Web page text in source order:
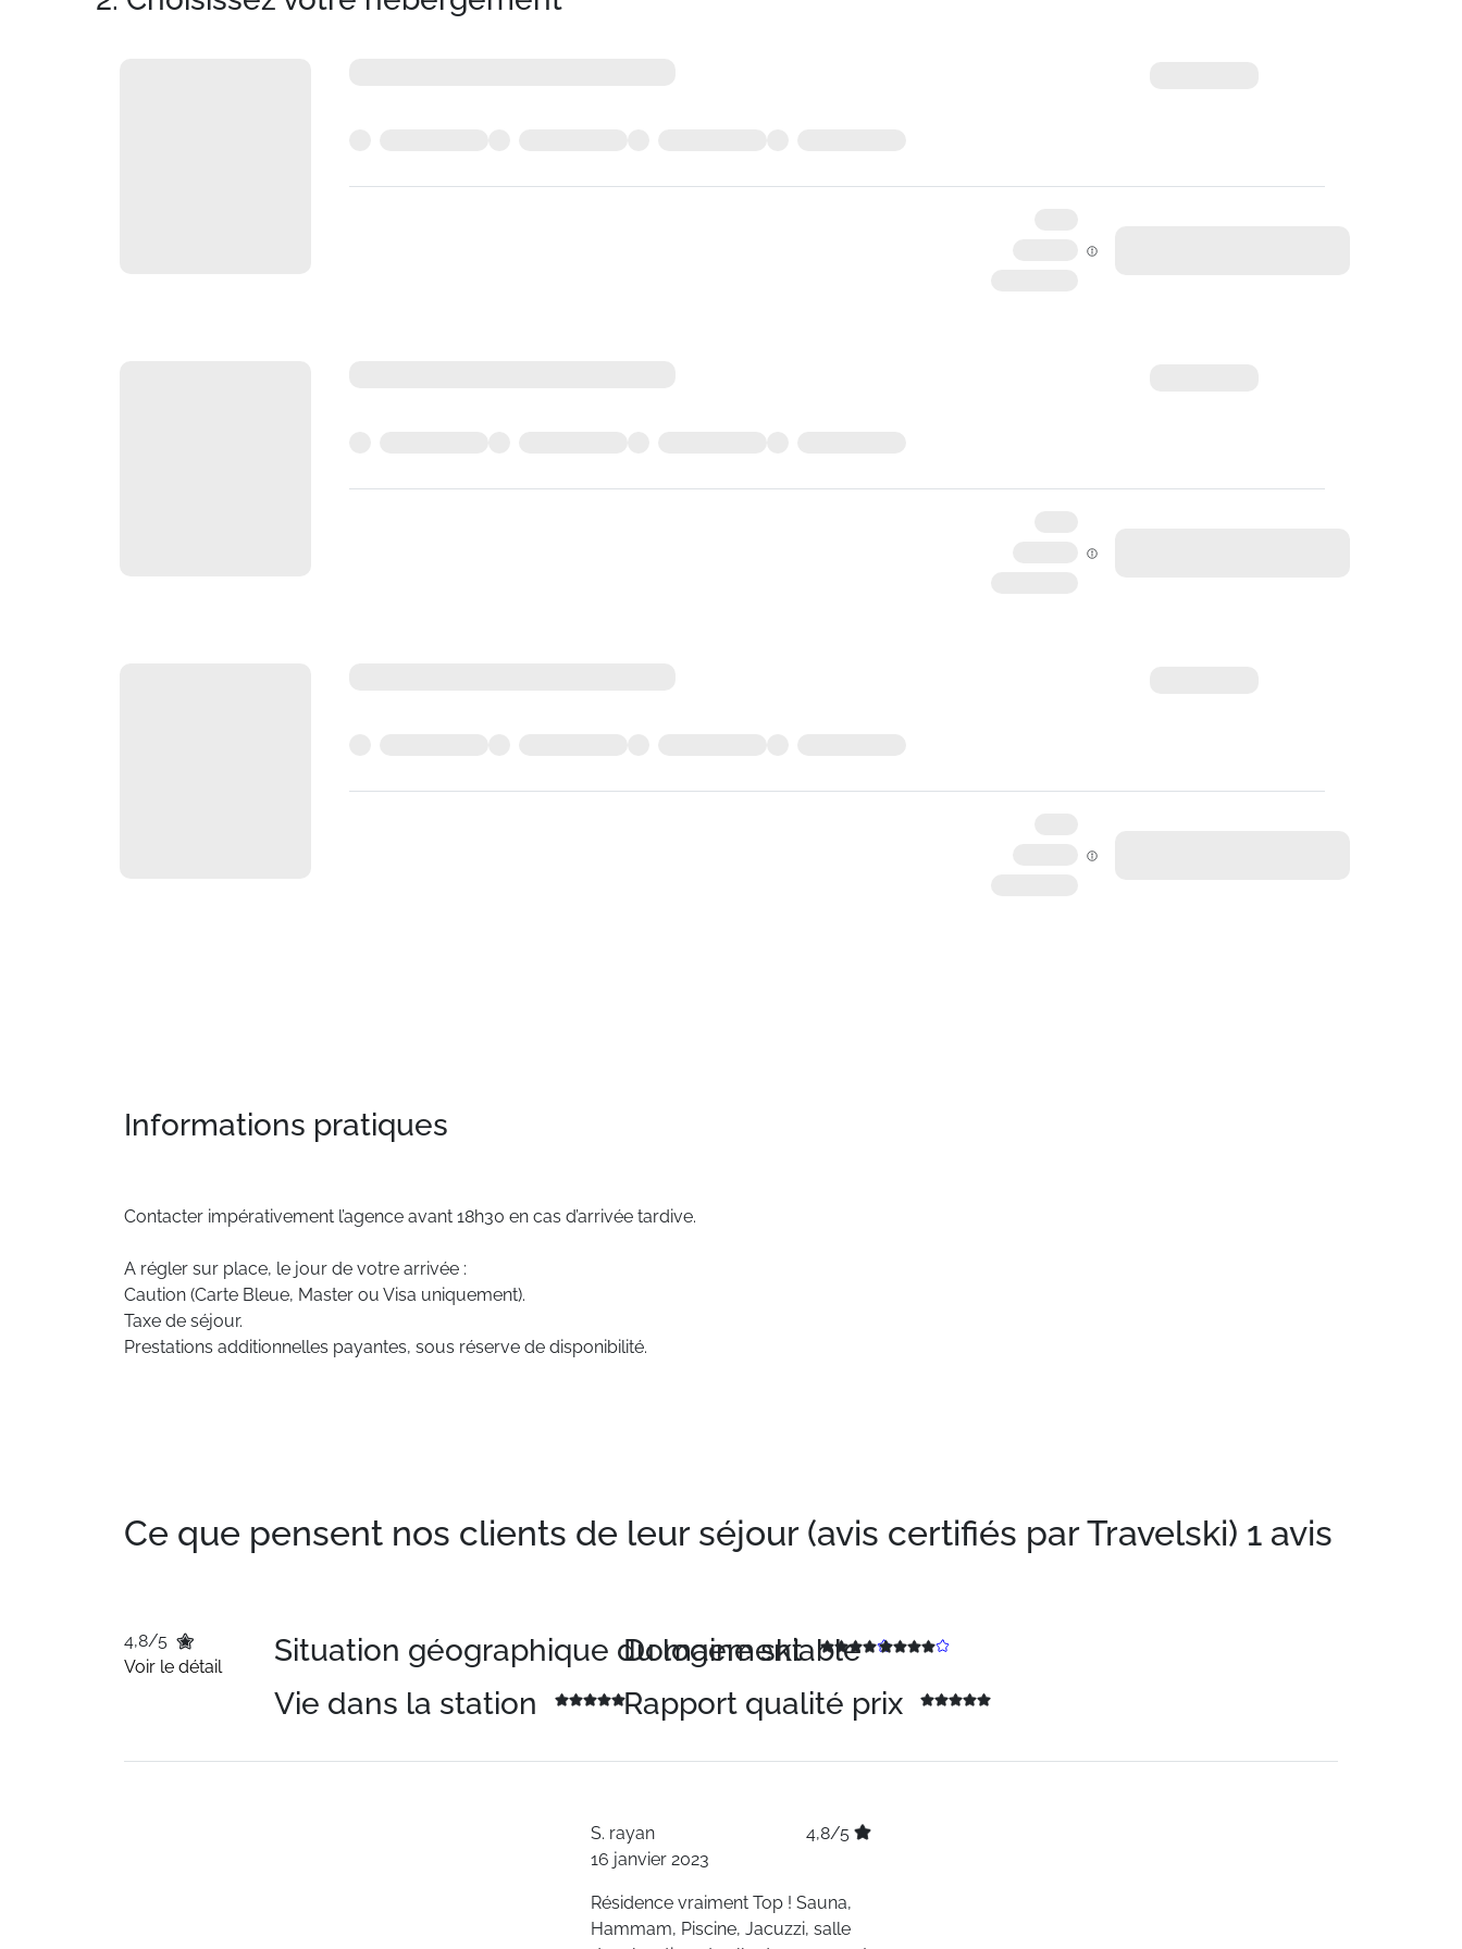
Informations pratiques
Contacter impérativement l’agence avant 18h30 en cas d’arrivée tardive.
A régler sur place, le jour de votre arrivée :
Caution (Carte Bleue, Master ou Visa uniquement).
Taxe de séjour.
Prestations additionnelles payantes, sous réserve de disponibilité.
Ce que pensent nos clients de leur séjour (avis certifiés par Travelski) 1 avis
4,8/5
Voir le détail
Situation géographique du logement
Domaine skiable
Vie dans la station
Rapport qualité prix
S. rayan
4,8/5
16 janvier 2023
Résidence vraiment Top ! Sauna,
Hammam, Piscine, Jacuzzi, salle